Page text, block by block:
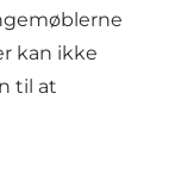
kan ikke
til at